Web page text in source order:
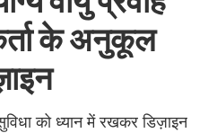
के अनुकूल
को ध्यान में रखकर डिज़ाइन